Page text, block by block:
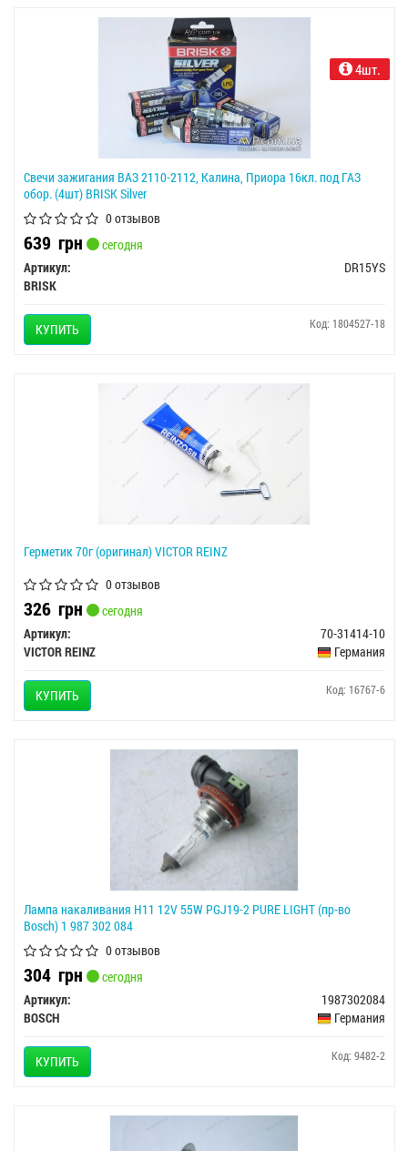
Свечи зажигания ВАЗ 2110-2112, Калина, Приора 16кл. под ГАЗ
обор. (4шт) BRISK Silver
0 отзывов
639 грн
сегодня
Артикул:
DR15YS
BRISK
КУПИТЬ Код: 1804527-18
4шт.
Герметик 70г (оригинал) VICTOR REINZ
0 отзывов
326 грн
сегодня
Артикул:
70-31414-10
VICTOR REINZ
Германия
КУПИТЬ Код: 16767-6
Лампа накаливания H11 12V 55W PGJ19-2 PURE LIGHT (пр-во
Bosch) 1 987 302 084
0 отзывов
304 грн
сегодня
Артикул:
1987302084
BOSCH
Германия
КУПИТЬ Код: 9482-2